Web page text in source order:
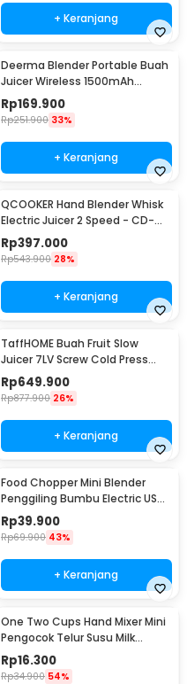
+ Keranjang
Deerma Blender Portable Buah
Juicer Wireless 1500mAh
400ml - DEM-NU05
Rp169.900
Rp251.900 33%
+ Keranjang
QCOOKER Hand Blender Whisk
Electric Juicer 2 Speed - CD-
HB01
Rp397.000
Rp543.900 28%
+ Keranjang
TaffHOME Buah Fruit Slow
Juicer 7LV Screw Cold Press
Extractor Machine - JE-B03BH
Rp649.900
Rp877.900 26%
+ Keranjang
Food Chopper Mini Blender
Penggiling Bumbu Electric USB
Charge 23W 250ml - SR01
Rp39.900
Rp69.900 43%
+ Keranjang
One Two Cups Hand Mixer Mini
Pengocok Telur Susu Milk
Frother Battery - HMP30
Rp16.300
Rp34.900 54%